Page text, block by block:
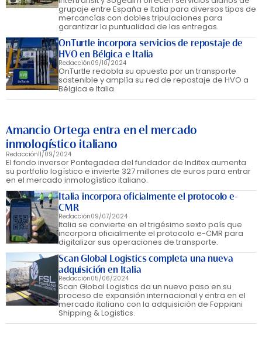
grupaje entre España e Italia para diversos tipos de
mercancías con dobles tripulaciones para
garantizar la puntualidad de las entregas.
OnTurtle incorpora servicios de repostaje de
HVO en Bélgica e Italia
Redacción09/10/2024
OnTurtle redobla su apuesta por un transporte
sostenible y amplía su red de repostaje de HVO a
Bélgica e Italia.
Amancio Ortega entra en el mercado
inmologístico italiano
Redacción11/09/2024
El fondo inversor Pontegadea del fundador de Inditex aumenta
su portfolio logístico e invierte 327 millones de euros para entrar
en el mercado inmologístico italiano.
Italia incorpora oficialmente el protocolo e-
CMR
Redacción09/07/2024
Italia se convierte en el trigésimo sexto país que
incorpora oficialmente el protocolo e-CMR para
digitalizar sus operaciones de transporte.
Scan Global Logistics completa una nueva
adquisición en Italia
Redacción05/06/2024
Scan Global Logistics da un nuevo paso en su
proceso de expansión internacional y entra en el
mercado italiano con la adquisición de Foppiani
Shipping & Logistics.